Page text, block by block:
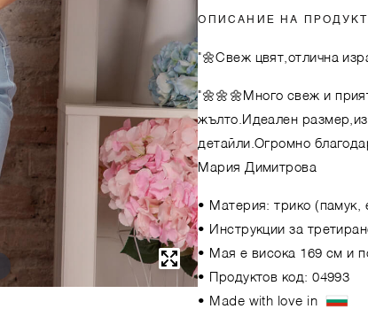
ОПИСАНИЕ НА
"🌼Свеж цвят,отлична
"🌼🌼🌼Много свеж и
жълто.Идеален
детайли.Огромно
Мария Димитрова
• Материя: трико (памук,
• Инструкции за
• Мая е висока 169 см и
• Продуктов код: 04993
• Made with love in